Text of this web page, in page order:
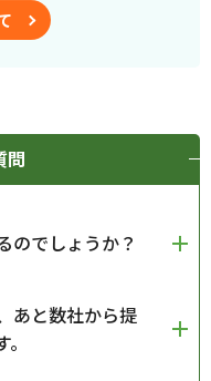
問
のでしょうか？
あと数社から提